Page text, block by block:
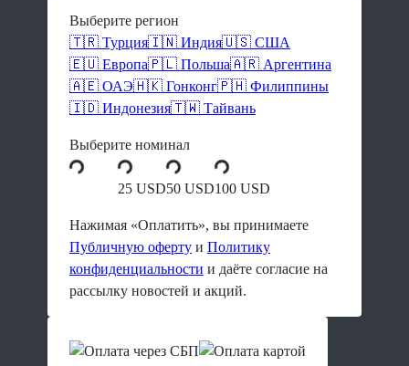
Выберите регион
🇹🇷 Турция🇮🇳 Индия🇺🇸 США
🇪🇺 Европа🇵🇱 Польша🇦🇷 Аргентина
🇦🇪 ОАЭ🇭🇰 Гонконг🇵🇭 Филиппины
🇮🇩 Индонезия🇹🇼 Тайвань
Выберите номинал
25 USD50 USD100 USD
Нажимая «Оплатить», вы принимаете
Публичную оферту и Политику
конфиденциальности и даёте согласие на
рассылку новостей и акций.